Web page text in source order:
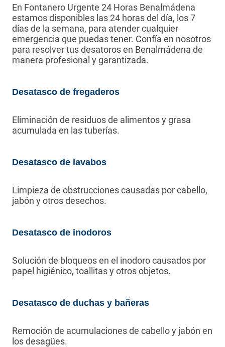
En Fontanero Urgente 24 Horas Benalmádena
estamos disponibles las 24 horas del día, los 7
días de la semana, para atender cualquier
emergencia que puedas tener. Confía en nosotros
para resolver tus desatoros en Benalmádena de
manera profesional y garantizada.
Desatasco de fregaderos
Eliminación de residuos de alimentos y grasa
acumulada en las tuberías.
Desatasco de lavabos
Limpieza de obstrucciones causadas por cabello,
jabón y otros desechos.
Desatasco de inodoros
Solución de bloqueos en el inodoro causados por
papel higiénico, toallitas y otros objetos.
Desatasco de duchas y bañeras
Remoción de acumulaciones de cabello y jabón en
los desagües.